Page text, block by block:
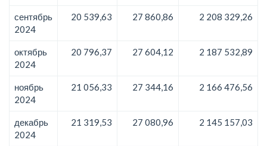
сентябрь
2024
20 539,63 27 860,86 2 208 329,26
октябрь
2024
20 796,37 27 604,12 2 187 532,89
ноябрь
2024
21 056,33 27 344,16 2 166 476,56
декабрь
2024
21 319,53 27 080,96 2 145 157,03